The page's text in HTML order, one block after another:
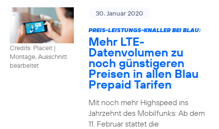
Credits: Placeit |
Montage, Ausschnitt
bearbeitet
30. Januar 2020
PREIS-LEISTUNGS-KNALLER BEI BLAU:
Mehr LTE-
Datenvolumen zu
noch günstigeren
Preisen in allen Blau
Prepaid Tarifen
Mit noch mehr Highspeed ins
Jahrzehnt des Mobilfunks: Ab dem
11. Februar stattet die